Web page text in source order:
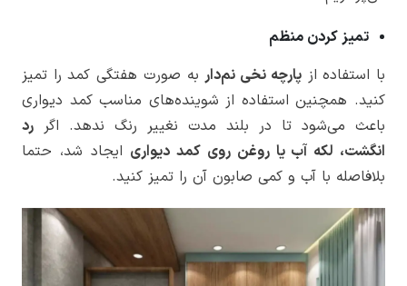
تمیز کردن منظم
با استفاده ازپارچه نخی نم‌داربه صورت هفتگی کمد را تمیز
کنید. همچنین استفاده از شوینده‌های مناسب کمد دیواری
باعث می‌شود تا در بلند مدت نغییر رنگ ندهد. اگر رد
انگشت، لکه آب یا روغن روی کمد دیواری ایجاد شد، حتما
بلافاصله با آب و کمی صابون آن را تمیز کنید.